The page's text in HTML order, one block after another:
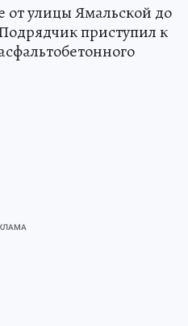
от улицы Ямальской до
приступил к